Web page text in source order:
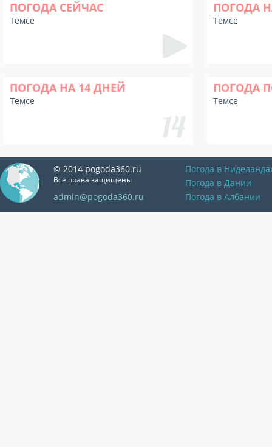
ПОГОДА СЕЙЧАС
Темсе
ПОГОДА
Темсе
ПОГОДА НА 14 ДНЕЙ
Темсе
ПОГОДА
Темсе
© 2014 pogoda360.ru
Все права защищены
admin@pogoda360.ru
Погода в
Погода в Дании
Погода в Албании